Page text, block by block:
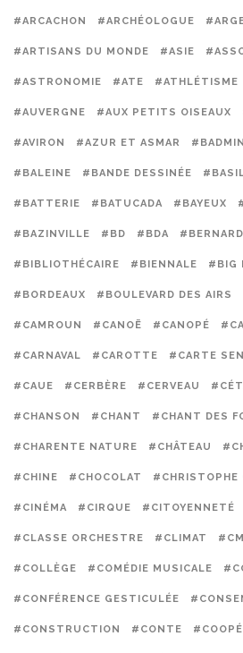
#ARCACHON #ARCHÉOLOGUE
#ARTISANS DU MONDE #ASIE
#ASTRONOMIE #ATE #ATHLÉTISME
#AUVERGNE #AUX PETITS OISEAUX
#AVIRON #AZUR ET ASMAR
#BALEINE #BANDE DESSINÉE
#BATTERIE #BATUCADA #BAYEUX
#BAZINVILLE #BD #BDA
#BIBLIOTHÉCAIRE #BIENNALE #BIG
#BORDEAUX #BOULEVARD DES AIRS
#CAMROUN #CANOË #CANOPÉ
#CARNAVAL #CAROTTE #CARTE
#CAUE #CERBÈRE #CERVEAU
#CHANSON #CHANT #CHANT DES
#CHARENTE NATURE #CHÂTEAU
#CHINE #CHOCOLAT #CHRISTOPHE
#CINÉMA #CIRQUE #CITOYENNETÉ
#CLASSE ORCHESTRE #CLIMAT
#COLLÈGE #COMÉDIE MUSICALE
#CONFÉRENCE GESTICULÉE
#CONSTRUCTION #CONTE